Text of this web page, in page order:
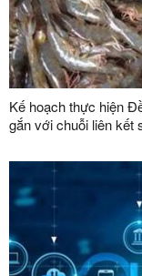
Kế hoạch thực hiện
gắn với chuỗi liên kết
2030”